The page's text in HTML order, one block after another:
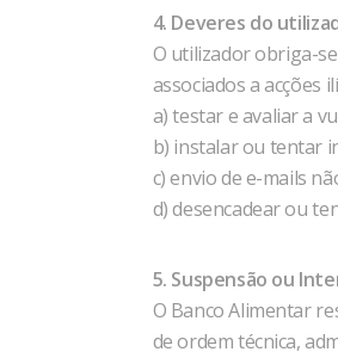
4. Deveres do
O utilizador obriga-
associados a acções
a) testar e avaliar a
b) instalar ou tentar
c) envio de e-mails
d) desencadear ou
5. Suspensão ou
O Banco Alimentar
de ordem técnica,